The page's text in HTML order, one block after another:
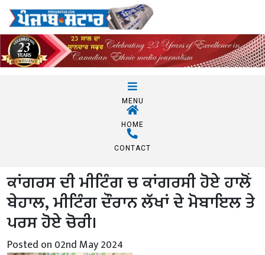
MENU
HOME
CONTACT
ਕਾਂਗਰਸ ਦੀ ਮੀਟਿੰਗ ਚ ਕਾਂਗਰਸੀ ਹੋਏ ਹਾਲੋਂ
ਬੇਹਾਲ, ਮੀਟਿੰਗ ਦੌਰਾਨ ਲੱਖਾਂ ਦੇ ਮੋਬਾਇਲ ਤੇ
ਪਰਸ ਹੋਏ ਚੋਰੀ।
Posted on 02nd May 2024